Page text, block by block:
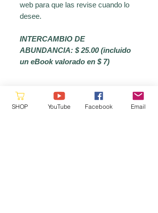
web para que las revise cuando lo
desee.
INTERCAMBIO DE
ABUNDANCIA: $ 25.00 (incluido
un eBook valorado en $ 7)
SHOP YouTube Facebook Email